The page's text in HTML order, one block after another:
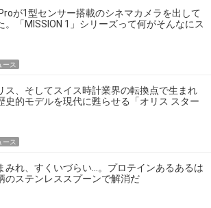
が1型センサー搭載のシネマカメラを出して
。「MISSION 1」シリーズって何がそんなにス
ース
ス、そしてスイス時計業界の転換点で生まれ
史的モデルを現代に甦らせる「オリス スター
ース
みれ、すくいづらい…。プロテインあるあるは
のステンレススプーンで解消だ